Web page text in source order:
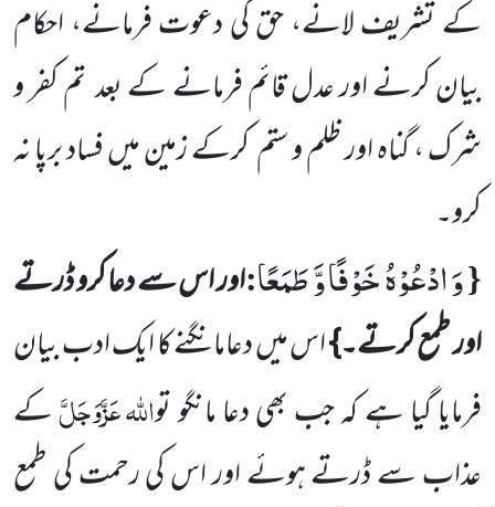
کے تشریف لانے، حق کی دعوت فرمانے، احکام
بیان کرنے اور عدل قائم فرمانے کے بعدتم کفر و
شرک ، گناہ اور ظلم و ستمکرکے زمین میں فساد برپا نہ
کرو۔
{وَ ادْعُوْهُ خَوْفًا وَّ طَمَعًا:اور اس سے دعا کرو ڈرتے
اور طمع کرتے۔}اس میں دعامانگنے کا ایک ادب بیان
فرمایا گیا ہے کہ جب بھی دعا مانگو تواللہعَزَّوَجَلَّکے
عذاب سے ڈرتے ہوئے اور اس کی رحمت کی طمع